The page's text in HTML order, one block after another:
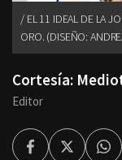
EL 11 IDEAL DE LA
ORO. (DISEÑO:
Cortesía:
Editor
FacebookTwitter